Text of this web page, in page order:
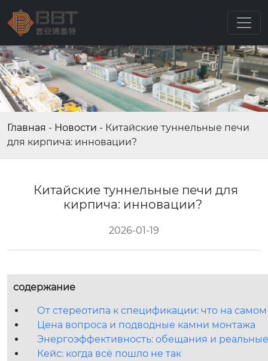
Главная - Новости - Китайские туннельные печи
для кирпича: инновации?
Китайские туннельные печи для
кирпича: инновации?
2026-01-19
содержание
От стереотипа к спецификации: что на
Цена вопроса и подводные камни монтажа
Энергоэффективность: обещания и
Кейс: когда всё пошло не так